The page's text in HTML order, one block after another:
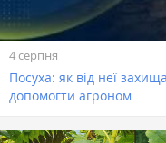
4 серпня
Посуха: як від неї
допомогти агроном